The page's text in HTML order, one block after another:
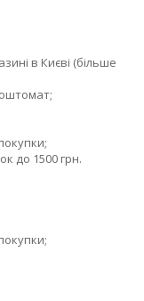
в Києві (більше
до 1500 грн.